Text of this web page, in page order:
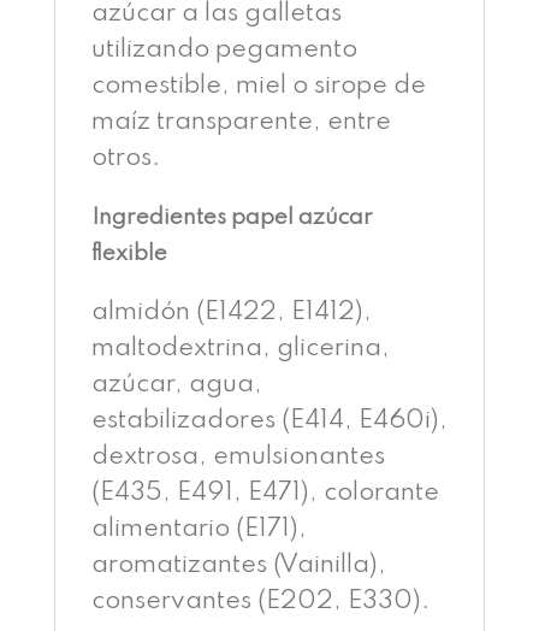
azúcar a las galletas
utilizando pegamento
comestible, miel o sirope de
maíz transparente, entre
otros.
Ingredientes papel azúcar
flexible
almidón (E1422, E1412),
maltodextrina, glicerina,
azúcar, agua,
estabilizadores (E414, E460i),
dextrosa, emulsionantes
(E435, E491, E471), colorante
alimentario (E171),
aromatizantes (Vainilla),
conservantes (E202, E330).